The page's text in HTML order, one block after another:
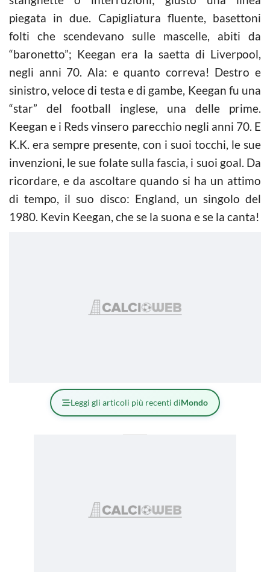
piegata in due. Capigliatura fluente, basettoni
folti che scendevano sulle mascelle, abiti da
“baronetto”; Keegan era la saetta di Liverpool,
negli anni 70. Ala: e quanto correva! Destro e
sinistro, veloce di testa e di gambe, Keegan fu una
“star” del football inglese, una delle prime.
Keegan e i Reds vinsero parecchio negli anni 70. E
K.K. era sempre presente, con i suoi tocchi, le sue
invenzioni, le sue folate sulla fascia, i suoi goal. Da
ricordare, e da ascoltare quando si ha un attimo
di tempo, il suo disco: England, un singolo del
1980. Kevin Keegan, che se la suona e se la canta!
Leggi gli articoli più recenti diMondo